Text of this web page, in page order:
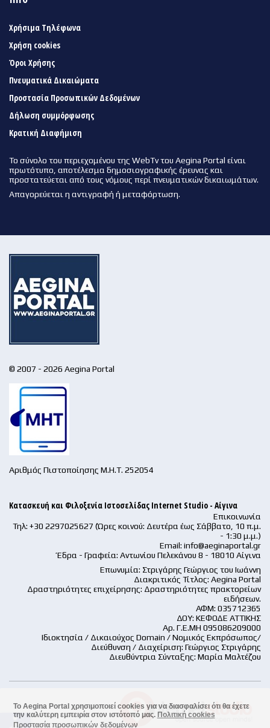
Το Aegina Portal χρησιμοποιεί cookies για να διασφαλίσει ότι θα έχετε
την καλύτερη εμπειρία στον ιστότοπό μας. Πολιτική cookies
Προστασία προσωπικών δεδομένων
Χρήσιμα Τηλέφωνα
Χρήση cookies
Όροι Χρήσης
Πνευματικά Δικαιώματα
Προστασία Προσωπικών Δεδομένων
Δήλωση συμμόρφωσης
Κρατική Διαφήμιση
Το σύνολο του περιεχομένου της WebTv του Aegina Portal είναι
πρωτότυπο, αποτέλεσμα δημοσιογραφικής έρευνας και
προστατεύεται από τους νόμους περί πνευματικών δικαιωμάτων.
Απαγορεύεται η αντιγραφή ή μεταφόρτωση.
© 2007 - 2026 Aegina Portal
Αριθμός Πιστοποίησης Μ.Η.Τ. 252054
Κατασκευή και Φιλοξενία Ιστοσελίδας Internet Studio - Αίγινα
Επικοινωνία
Τηλ: +30 2297025627 (Ώρες κοινού: Δευτέρα έως Σάββατο, 10 π.μ.
- 1:30 μ.μ.)
Email: info@aeginaportal.gr
Έδρα - Γραφεία: Αντωνίου Πελεκάνου 8 - 18010 Αίγινα
Επωνυμία: Στριγάρης Γεώργιος του Ιωάννη
Διακριτικός Τίτλος: Aegina Portal
Δραστηριότητες επιχείρησης: Δραστηριότητες πρακτορείων
ειδήσεων.
ΑΦΜ: 035712365
ΔΟΥ: ΚΕΦΟΔΕ ΑΤΤΙΚΗΣ
Αρ. Γ.Ε.ΜΗ 095086209000
Ιδιοκτησία / Δικαιούχος Domain / Νομικός Εκπρόσωπος/
Διεύθυνση / Διαχείριση: Γεώργιος Στριγάρης
Διευθύντρια Σύνταξης: Μαρία Μαλτέζου